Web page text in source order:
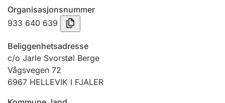
Tinglysing
Jeger
Betaling og jegeravgiftskort
Organisasjonsnummer
933 640 639
Beliggenhetsadresse
c/o Jarle Svorstøl Berge
Vågsvegen 72
6967 HELLEVIK I FJALER